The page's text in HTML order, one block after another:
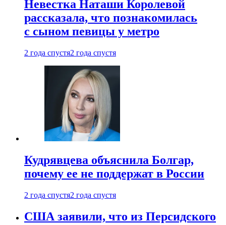
Невестка Наташи Королевой
рассказала, что познакомилась
с сыном певицы у метро
2 года спустя2 года спустя
Кудрявцева объяснила Болгар,
почему ее не поддержат в России
2 года спустя2 года спустя
США заявили, что из Персидского